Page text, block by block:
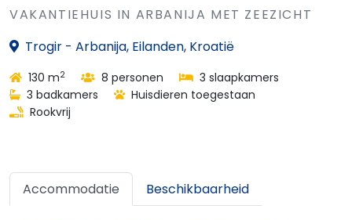
VAKANTIEHUIS IN ARBANIJA MET ZEEZICHT
Trogir - Arbanija, Eilanden, Kroatië
130 m2 8 personen
3 slaapkamers
3 badkamers
Huisdieren toegestaan
Rookvrij
Accommodatie Beschikbaarheid